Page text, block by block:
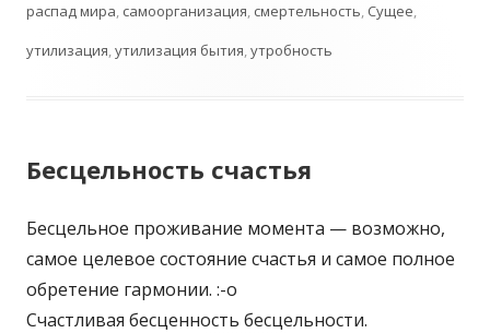
распад мира, самоорганизация, смертельность, Сущее,
утилизация,утилизация бытия,утробность
Бесцельность счастья
Бесцельное проживание момента — возможно,
самое целевое состояние счастья и самое полное
обретение гармонии. :-о
Счастливая бесценность бесцельности.